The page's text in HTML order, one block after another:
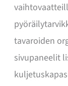
tavaroiden
sivupaneelit